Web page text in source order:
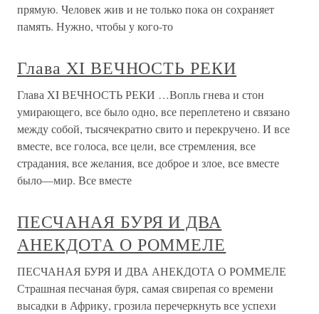
прямую. Человек жив и не только пока он сохраняет
память. Нужно, чтобы у кого-то
Глава XI ВЕЧНОСТЬ РЕКИ
Глава XI ВЕЧНОСТЬ РЕКИ …Вопль гнева и стон
умирающего, все было одно, все переплетено и связано
между собой, тысячекратно свито и перекручено. И все
вместе, все голоса, все цели, все стремления, все
страдания, все желания, все доброе и злое, все вместе
было—мир. Все вместе
ПЕСЧАНАЯ БУРЯ И ДВА
АНЕКДОТА О РОММЕЛЕ
ПЕСЧАНАЯ БУРЯ И ДВА АНЕКДОТА О РОММЕЛЕ
Страшная песчаная буря, самая свирепая со времени
высадки в Африку, грозила перечеркнуть все успехи